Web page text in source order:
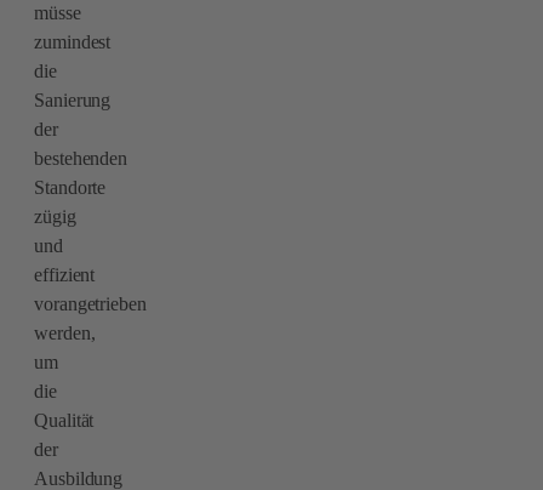
müsse
zumindest
die
Sanierung
der
bestehenden
Standorte
zügig
und
effizient
vorangetrieben
werden,
um
die
Qualität
der
Ausbildung